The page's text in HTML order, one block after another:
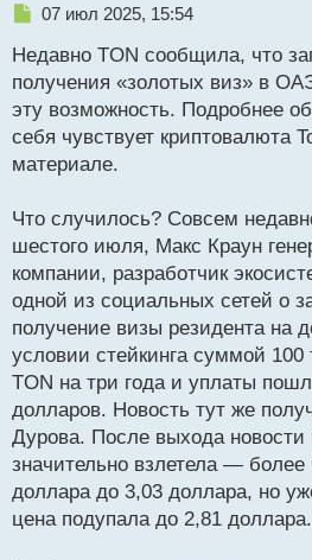
Н
п
р
ч
и
т
н
ы
й
о
с
т
07 июл 2025, 15:54
Недавно TON сообщила, что
получения «золотых виз» в
эту возможность. Подробнее
себя чувствует криптовалюта
материале.
Что случилось? Совсем
шестого июля, Макс Краун
компании, разработчик
одной из социальных сетей о
получение визы резидента на
условии стейкинга суммой
TON на три года и уплаты
долларов. Новость тут же
Дурова. После выхода новости
значительно взлетела —
доллара до 3,03 доллара, но
цена подупала до 2,81 доллара.